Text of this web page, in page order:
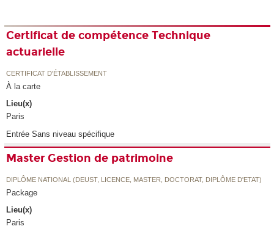
Certificat de compétence Technique
actuarielle
CERTIFICAT D'ÉTABLISSEMENT
À la carte
Lieu(x)
Paris
Entrée Sans niveau spécifique
Master Gestion de patrimoine
DIPLÔME NATIONAL (DEUST, LICENCE, MASTER, DOCTORAT, DIPLÔME D'ETAT)
Package
Lieu(x)
Paris